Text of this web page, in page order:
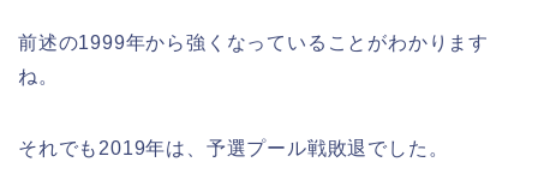
前述の1999年から強くなっていることがわかります
ね。
それでも2019年は、予選プール戦敗退でした。